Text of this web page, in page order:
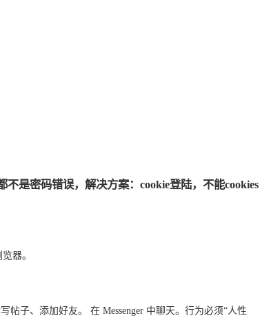
是密码错误，解决方案：cookie登陆，不能cookies
器。
子、添加好友。 在 Messenger 中聊天。行为必须“人性